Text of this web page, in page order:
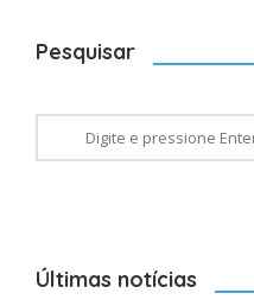
Pesquisar
Últimas notícias